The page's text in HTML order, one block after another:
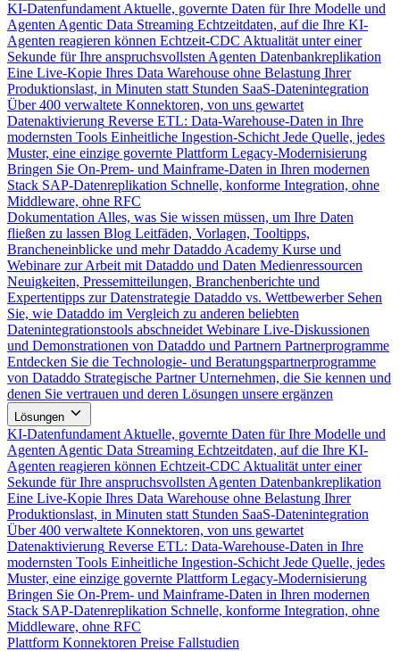
KI-Datenfundament Aktuelle, governte Daten für Ihre Modelle und
Agenten Agentic Data Streaming Echtzeitdaten, auf die Ihre KI-
Agenten reagieren können Echtzeit-CDC Aktualität unter einer
Sekunde für Ihre anspruchsvollsten Agenten Datenbankreplikation
Eine Live-Kopie Ihres Data Warehouse ohne Belastung Ihrer
Produktionslast, in Minuten statt Stunden SaaS-Datenintegration
Über 400 verwaltete Konnektoren, von uns gewartet
Datenaktivierung Reverse ETL: Data-Warehouse-Daten in Ihre
modernsten Tools Einheitliche Ingestion-Schicht Jede Quelle, jedes
Muster, eine einzige governte Plattform Legacy-Modernisierung
Bringen Sie On-Prem- und Mainframe-Daten in Ihren modernen
Stack SAP-Datenreplikation Schnelle, konforme Integration, ohne
Middleware, ohne RFC
Dokumentation Alles, was Sie wissen müssen, um Ihre Daten
fließen zu lassen Blog Leitfäden, Vorlagen, Tooltipps,
Brancheneinblicke und mehr Dataddo Academy Kurse und
Webinare zur Arbeit mit Dataddo und Daten Medienressourcen
Neuigkeiten, Pressemitteilungen, Branchenberichte und
Expertentipps zur Datenstrategie Dataddo vs. Wettbewerber Sehen
Sie, wie Dataddo im Vergleich zu anderen beliebten
Datenintegrationstools abschneidet Webinare Live-Diskussionen
und Demonstrationen von Dataddo und Partnern Partnerprogramme
Entdecken Sie die Technologie- und Beratungspartnerprogramme
von Dataddo Strategische Partner Unternehmen, die Sie kennen und
denen Sie vertrauen und deren Lösungen unsere ergänzen
Lösungen
KI-Datenfundament Aktuelle, governte Daten für Ihre Modelle und
Agenten Agentic Data Streaming Echtzeitdaten, auf die Ihre KI-
Agenten reagieren können Echtzeit-CDC Aktualität unter einer
Sekunde für Ihre anspruchsvollsten Agenten Datenbankreplikation
Eine Live-Kopie Ihres Data Warehouse ohne Belastung Ihrer
Produktionslast, in Minuten statt Stunden SaaS-Datenintegration
Über 400 verwaltete Konnektoren, von uns gewartet
Datenaktivierung Reverse ETL: Data-Warehouse-Daten in Ihre
modernsten Tools Einheitliche Ingestion-Schicht Jede Quelle, jedes
Muster, eine einzige governte Plattform Legacy-Modernisierung
Bringen Sie On-Prem- und Mainframe-Daten in Ihren modernen
Stack SAP-Datenreplikation Schnelle, konforme Integration, ohne
Middleware, ohne RFC
Plattform Konnektoren Preise Fallstudien